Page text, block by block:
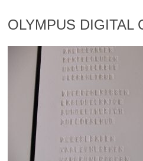
OLYMPUS DIGITAL